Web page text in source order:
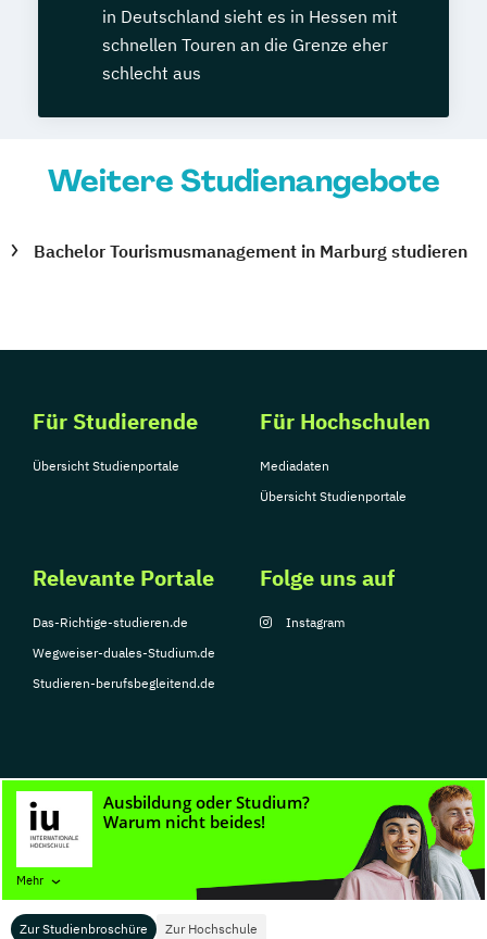
Zur Studienbroschüre Zur Hochschule
Mehr
in Deutschland sieht es in Hessen mit
schnellen Touren an die Grenze eher
schlecht aus
Weitere Studienangebote
Bachelor Tourismusmanagement in Marburg studieren
Für Studierende
Übersicht Studienportale
Für Hochschulen
Mediadaten
Übersicht Studienportale
Relevante Portale
Das-Richtige-studieren.de
Wegweiser-duales-Studium.de
Studieren-berufsbegleitend.de
Folge uns auf
Instagram
© Copyright 2026, TarGroup Media GmbH
Nutzungsbedingungen